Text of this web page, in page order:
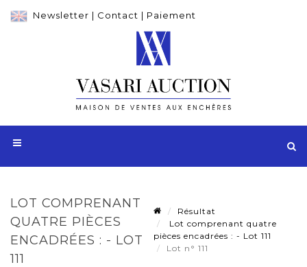
Newsletter | Contact | Paiement
LOT COMPRENANT
QUATRE PIÈCES
ENCADRÉES : - LOT
111
Résultat
Lot comprenant quatre
pièces encadrées : - Lot 111
Lot n° 111